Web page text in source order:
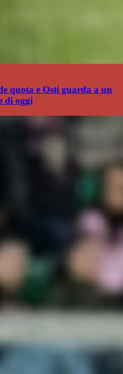
quota e Osti guarda a un
di oggi